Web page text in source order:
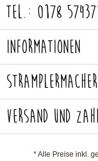
Tel.: 0178
Informationen
Stramplermacher
Versand und
* Alle Preise inkl.